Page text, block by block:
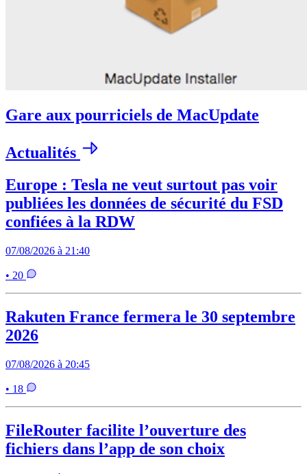
Gare aux pourriciels de MacUpdate
Actualités
Europe : Tesla ne veut surtout pas voir
publiées les données de sécurité du FSD
confiées à la RDW
07/08/2026 à 21:40
• 20
Rakuten France fermera le 30 septembre
2026
07/08/2026 à 20:45
• 18
FileRouter facilite l’ouverture des
fichiers dans l’app de son choix